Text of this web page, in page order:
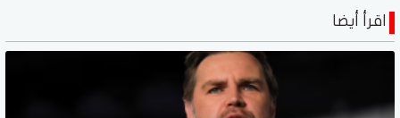
اقرأ أيضا